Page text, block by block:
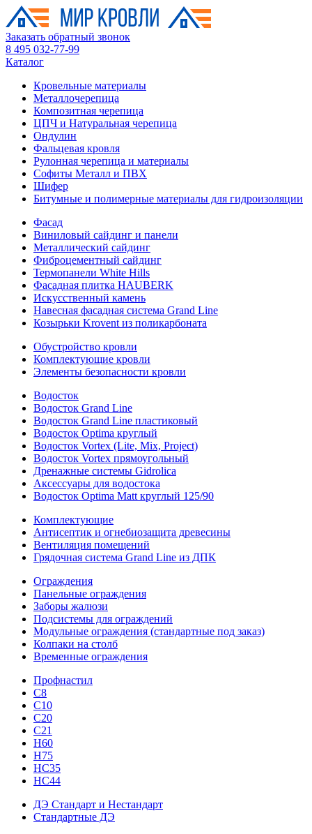
Заказать обратный звонок
8 495 032-77-99
Каталог
Кровельные материалы
Металлочерепица
Композитная черепица
ЦПЧ и Натуральная черепица
Ондулин
Фальцевая кровля
Рулонная черепица и материалы
Софиты Металл и ПВХ
Шифер
Битумные и полимерные материалы для гидроизоляции
Фасад
Виниловый сайдинг и панели
Металлический сайдинг
Фиброцементный сайдинг
Термопанели White Hills
Фасадная плитка HAUBERK
Искусственный камень
Навесная фасадная система Grand Line
Козырьки Krovent из поликарбоната
Обустройство кровли
Комплектующие кровли
Элементы безопасности кровли
Водосток
Водосток Grand Line
Водосток Grand Line пластиковый
Водосток Optima круглый
Водосток Vortex (Lite, Mix, Project)
Водосток Vortex прямоугольный
Дренажные системы Gidrolica
Аксессуары для водостока
Водосток Optima Matt круглый 125/90
Комплектующие
Антисептик и огнебиозащита древесины
Вентиляция помещений
Грядочная система Grand Line из ДПК
Ограждения
Панельные ограждения
Заборы жалюзи
Подсистемы для ограждений
Модульные ограждения (стандартные под заказ)
Колпаки на столб
Временные ограждения
Профнастил
С8
С10
С20
С21
H60
H75
HС35
НС44
ДЭ Стандарт и Нестандарт
Стандартные ДЭ